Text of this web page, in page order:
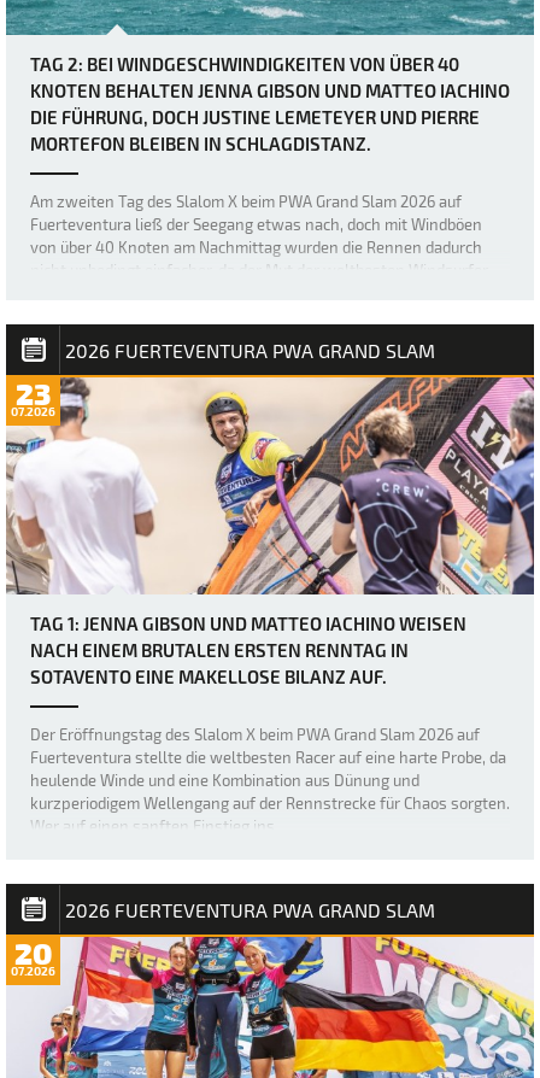
TAG 2: BEI WINDGESCHWINDIGKEITEN VON ÜBER 40
KNOTEN BEHALTEN JENNA GIBSON UND MATTEO IACHINO
DIE FÜHRUNG, DOCH JUSTINE LEMETEYER UND PIERRE
MORTEFON BLEIBEN IN SCHLAGDISTANZ.
Am zweiten Tag des Slalom X beim PWA Grand Slam 2026 auf
Fuerteventura ließ der Seegang etwas nach, doch mit Windböen
von über 40 Knoten am Nachmittag wurden die Rennen dadurch
nicht unbedingt einfacher, da der Mut der weltbesten Windsurfer
2026 FUERTEVENTURA PWA GRAND SLAM
23
07.2026
TAG 1: JENNA GIBSON UND MATTEO IACHINO WEISEN
NACH EINEM BRUTALEN ERSTEN RENNTAG IN
SOTAVENTO EINE MAKELLOSE BILANZ AUF.
Der Eröffnungstag des Slalom X beim PWA Grand Slam 2026 auf
Fuerteventura stellte die weltbesten Racer auf eine harte Probe, da
heulende Winde und eine Kombination aus Dünung und
kurzperiodigem Wellengang auf der Rennstrecke für Chaos sorgten.
Wer auf einen sanften Einstieg ins …
2026 FUERTEVENTURA PWA GRAND SLAM
20
07.2026